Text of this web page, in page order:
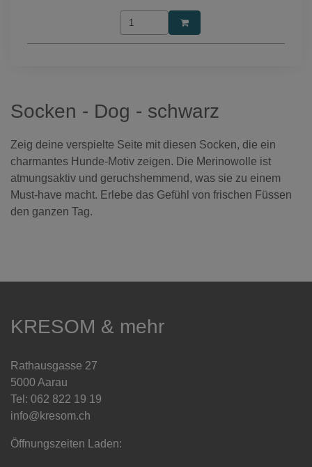
Socken - Dog - schwarz
Zeig deine verspielte Seite mit diesen Socken, die ein
charmantes Hunde-Motiv zeigen. Die Merinowolle ist
atmungsaktiv und geruchshemmend, was sie zu einem
Must-have macht. Erlebe das Gefühl von frischen Füssen
den ganzen Tag.
KRESOM & mehr
Rathausgasse 27
5000 Aarau
Tel: 062 822 19 19
info@kresom.ch
Öffnungszeiten Laden: